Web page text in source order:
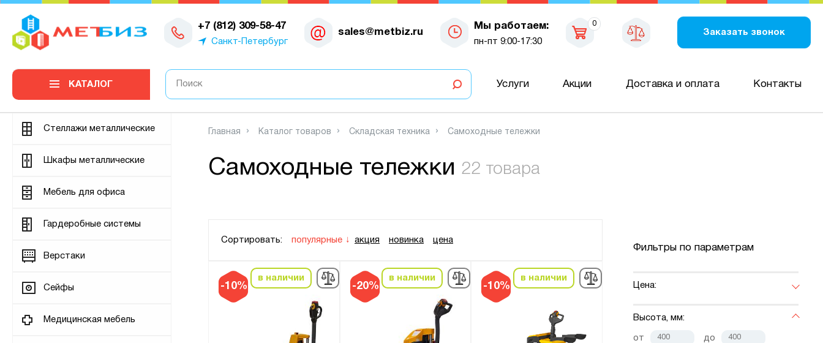
+7 (812) 309-58-47
Санкт-Петербург
sales@metbiz.ru
Мы работаем:
пн-пт 9:00-17:30
0
Заказать звонок
0
КАТАЛОГ Услуги Акции Доставка и оплата Контакты
Стеллажи металлические
Шкафы металлические
Мебель для офиса
Гардеробные системы
Верстаки
Сейфы
Медицинская мебель
Главная Каталог товаров Складская техника Самоходные тележки
Самоходные тележки 22 товара
Сортировать: популярные акция новинка цена
-10%
в наличии
-20%
в наличии
-10%
в наличии
Фильтры по параметрам
Цена:
Высота, мм:
от до